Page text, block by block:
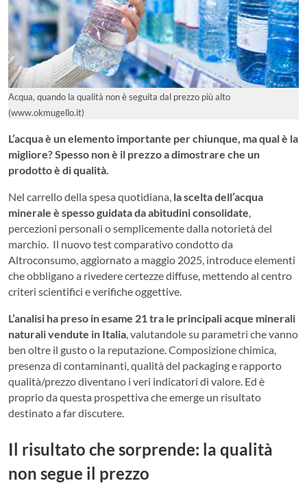
Acqua, quando la qualità non è seguita dal prezzo più alto
(www.okmugello.it)
L’acqua è un elemento importante per chiunque, ma qual è la
migliore? Spesso non è il prezzo a dimostrare che un
prodotto è di qualità.
Nel carrello della spesa quotidiana, la scelta dell’acqua
minerale è spesso guidata da abitudini consolidate
percezioni personali o semplicemente dalla notorietà del
marchio. Il nuovo test comparativo condotto da
Altroconsumo, aggiornato a maggio 2025, introduce elementi
che obbligano a rivedere certezze diffuse, mettendo al centro
criteri scientifici e verifiche oggettive.
L’analisi ha preso in esame 21 tra le principali acque minerali
naturali vendute in Italia , valutandole su parametri che vanno
ben oltre il gusto o la reputazione. Composizione chimica,
presenza di contaminanti, qualità del packaging e rapporto
qualità/prezzo diventano i veri indicatori di valore. Ed è
proprio da questa prospettiva che emerge un risultato
destinato a far discutere.
Il risultato che sorprende: la qualità
non segue il prezzo